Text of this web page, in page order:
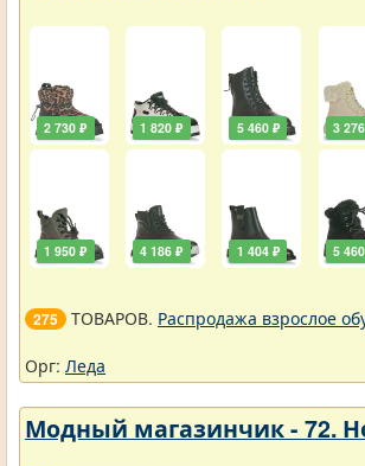
2 730 ₽
1 950 ₽
1 820 ₽
4 186 ₽
5 460 ₽
1 404 ₽
3
5
275 ТОВАРОВ. Распродажа взрослое
Орг: Леда
Модный магазинчик - 72.